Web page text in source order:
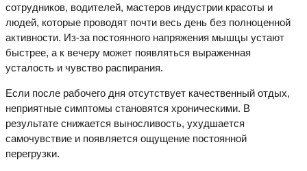
сотрудников, водителей, мастеров индустрии красоты и
людей, которые проводят почти весь день без полноценной
активности. Из-за постоянного напряжения мышцы устают
быстрее, а к вечеру может появляться выраженная
усталость и чувство распирания.
Если после рабочего дня отсутствует качественный отдых,
неприятные симптомы становятся хроническими. В
результате снижается выносливость, ухудшается
самочувствие и появляется ощущение постоянной
перегрузки.